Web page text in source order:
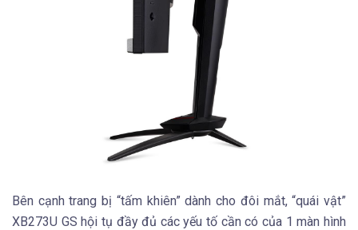
Bên cạnh trang bị “tấm khiên” dành cho đôi mắt, “quái vật”
XB273U GS hội tụ đầy đủ các yếu tố cần có của 1 màn hình